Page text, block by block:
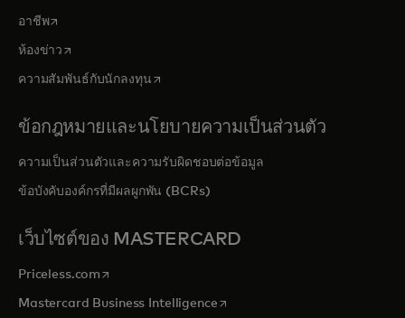
อาชีพopens in a new tab
ห้องข่าว opens in a new tab
ความสัมพันธ์กับนักลงทุน opens in a new tab
ข้อกฎหมายและนโยบายความเป็นส่วนตัว
ความเป็นส่วนตัวและความรับผิดชอบต่อข้อมูล
ข้อบังคับองค์กรที่มีผลผูกพัน (BCRs)
เว็บไซต์ของ MASTERCARD
Priceless.com opens in a new tab
Mastercard Business Intelligenceopens in a new tab